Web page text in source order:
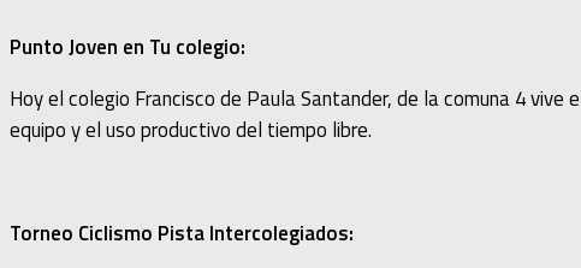
Punto Joven en Tu colegio:
Hoy el colegio Francisco de Paula Santander, de la comuna 4
equipo y el uso productivo del tiempo libre.
Torneo Ciclismo Pista Intercolegiados: